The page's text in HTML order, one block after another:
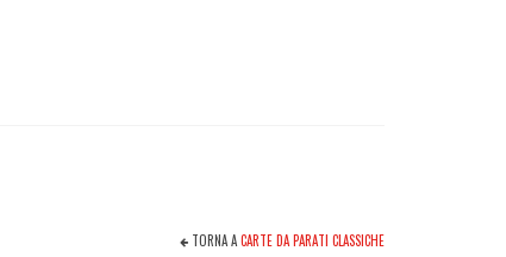
TORNA ACARTE DA PARATI CLASSICHE